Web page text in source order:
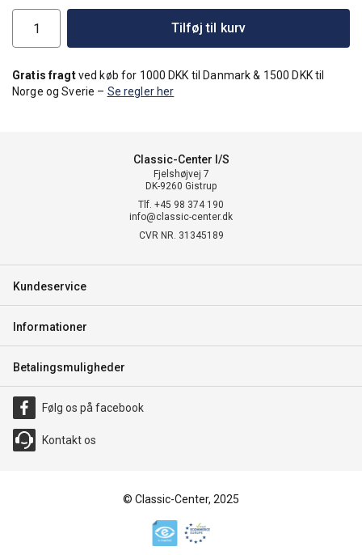
Tilføj til kurv
Gratis fragtved køb for 1000 DKK til Danmark & 1500 DKK til
Norge og Sverie – Se regler her
Classic-Center I/S
Fjelshøjvej 7
DK-9260 Gistrup
Tlf. +45 98 374 190
info@classic-center.dk
CVR NR. 31345189
Kundeservice
Informationer
Betalingsmuligheder
Følg os på facebook
Kontakt os
© Classic-Center, 2025